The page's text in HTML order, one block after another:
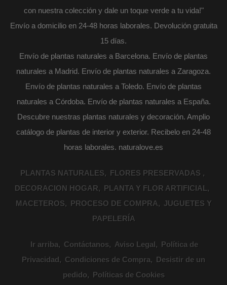
con nuestra colección y dale un toque verde a tu vida!"
Envío a domicilio en 24-48 horas laborales. Devolución gratuita
15 días.
Envío de plantas naturales a Barcelona. Envío de plantas
naturales a Madrid. Envío de plantas naturales a Zaragoza.
Envío de plantas naturales a Toledo. Envío de plantas
naturales a Córdoba. Envío de plantas naturales a España.
Descubre nuestras plantas naturales y decoración. Amplio
catálogo de plantas de interior y exterior. Recibelo en 24-48
horas laborales. naturalove.es
PLANTAS NATURALES
FLORES PRESERVADAS
DECORACION HOGAR
PLANTA Y FLOR ARTIFICIAL
MACETEROS
PROCESO DE COMPRA
JUGUETES Y
PAPELERÍA
Ir arriba Contáctanos Aviso Legal
Política de
Privacidad
Condiciones de Compra
Desistir de un
pedido
Políticas de Cookies